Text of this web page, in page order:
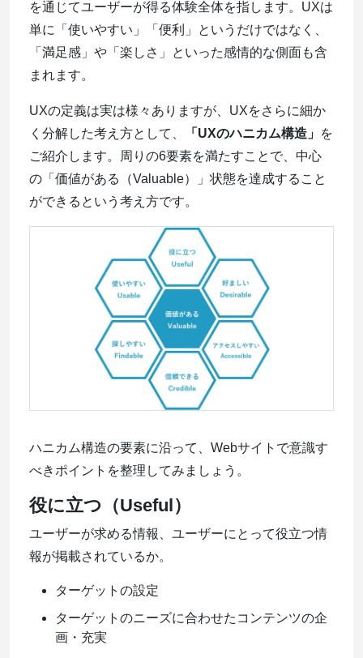
を通じてユーザーが得る体験全体を指します。UXは
単に「使いやすい」「便利」というだけではなく、
「満足感」や「楽しさ」といった感情的な側面も含
まれます。
UXの定義は実は様々ありますが、UXをさらに細か
く分解した考え方として、
「UXのハニカム構造」 を
ご紹介します。周りの6要素を満たすことで、中心
の「価値がある（Valuable）」状態を達成すること
ができるという考え方です。
ハニカム構造の要素に沿って、Webサイトで意識す
べきポイントを整理してみましょう。
役に立つ（Useful）
ユーザーが求める情報、ユーザーにとって役立つ情
報が掲載されているか。
ターゲットの設定
ターゲットのニーズに合わせたコンテンツの企
画・充実